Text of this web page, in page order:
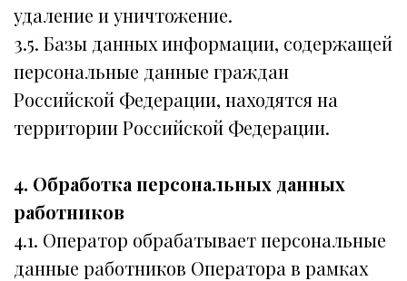
удаление и уничтожение.
3.5. Базы данных информации, содержащей
персональные данные граждан
Российской Федерации, находятся на
территории Российской Федерации.
4. Обработка персональных данных
работников
4.1. Оператор обрабатывает персональные
данные работников Оператора в рамках